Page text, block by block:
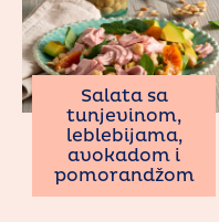
Salata sa
tunjevinom,
leblebijama,
avokadom i
pomorandžom